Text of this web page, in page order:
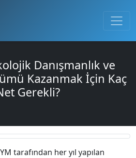
Danışmanlık ve
Kazanmak İçin Kaç
Gerekli?
tarafından her yıl yapılan